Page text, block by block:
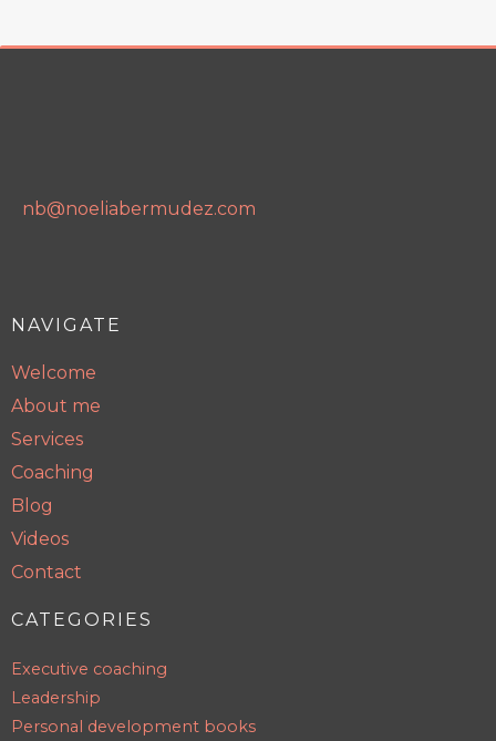
nb@noeliabermudez.com
NAVIGATE
Welcome
About me
Services
Coaching
Blog
Videos
Contact
CATEGORIES
Executive coaching
Leadership
Personal development books